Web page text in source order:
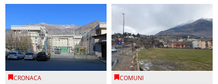
CRONACA COMUNI